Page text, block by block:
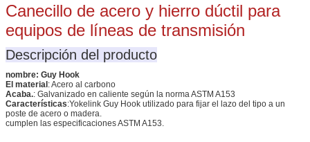
Canecillo de acero y hierro dúctil para
equipos de líneas de transmisión
Descripción del producto
nombre: Guy Hook
El material: Acero al carbono
Acaba.: Galvanizado en caliente según la norma ASTM A153
Características:Yokelink Guy Hook utilizado para fijar el lazo del tipo a un
poste de acero o madera.
cumplen las especificaciones ASTM A153.